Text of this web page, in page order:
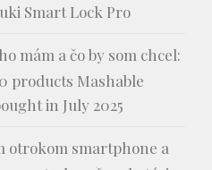
Smart Lock Pro
mám a čo by som chcel:
products Mashable
in July 2025
otrokom smartphone a